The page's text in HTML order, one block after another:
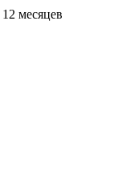
12 месяцев